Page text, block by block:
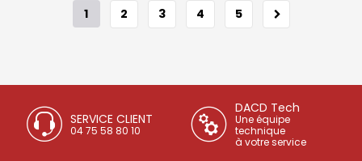
1 2 3 4 5
SERVICE CLIENT
04 75 58 80 10
DACD Tech
Une équipe
technique
à votre service